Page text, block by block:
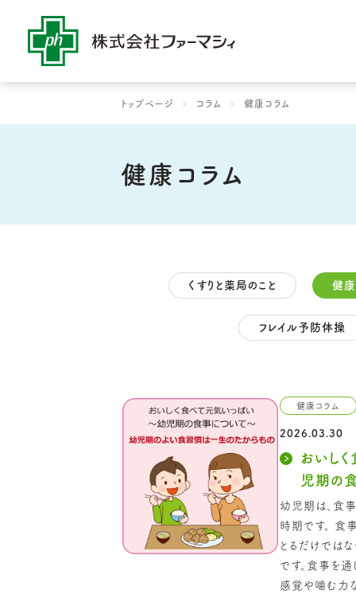
コラム
社是・経営理念
トップページ コラム 健康コラム
健康コラム
くすりと薬局のこと 健康
フレイル予防体操
健康コラム
2026.03.30
おいし
児期の
幼児期は、食
時期です。 食
とるだけでは
です。食事を
感覚や噛む力